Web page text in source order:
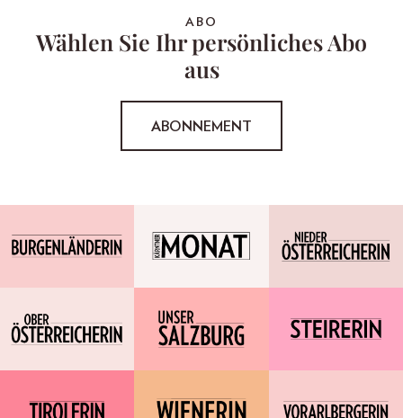
ABO
Wählen Sie Ihr persönliches Abo
aus
ABONNEMENT